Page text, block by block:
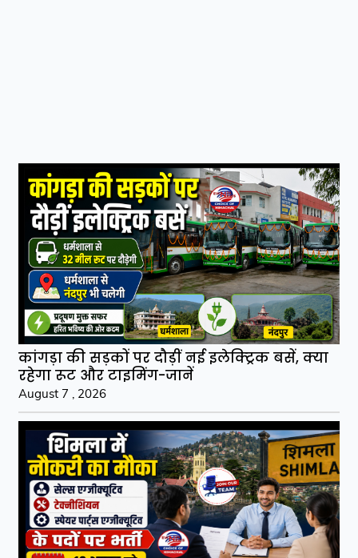
कांगड़ा की सड़कों पर दौड़ीं नई इलेक्ट्रिक बसें, क्या
रहेगा रूट और टाइमिंग-जानें
August 7 , 2026